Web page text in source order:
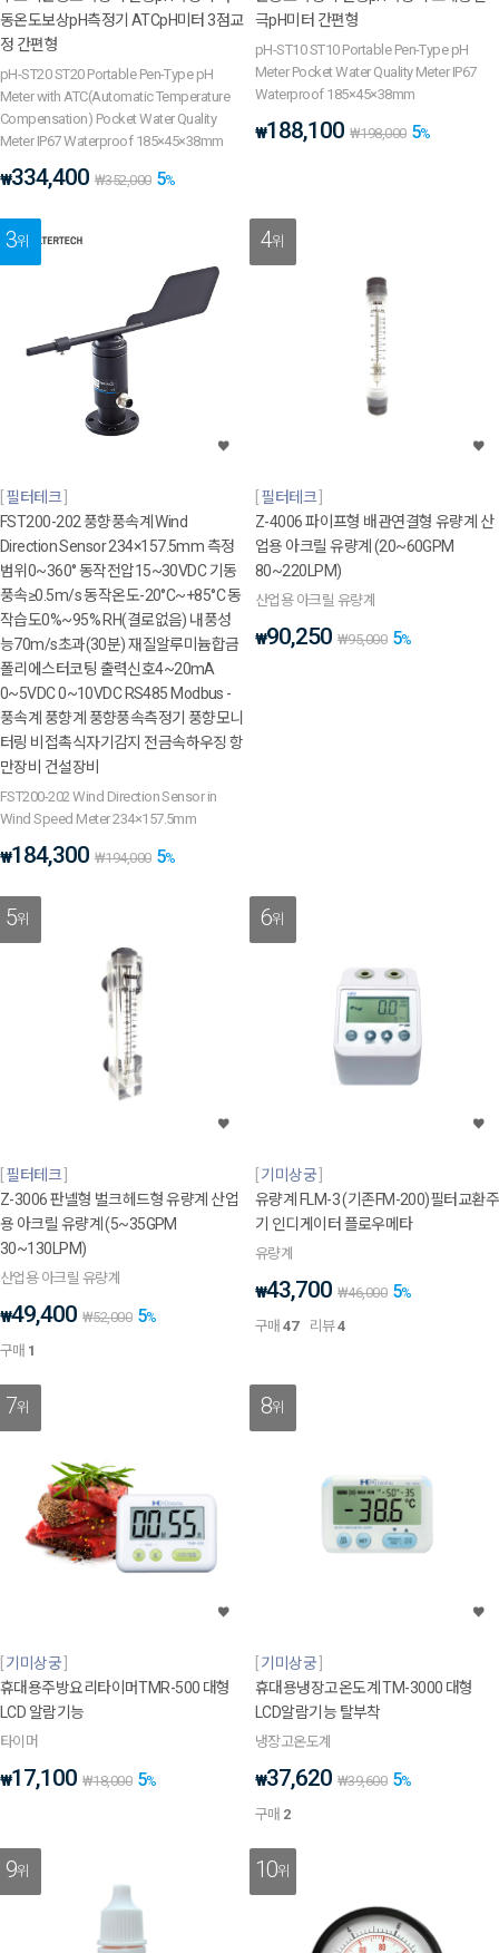
동온도보상pH측정기 ATCpH미터 3점교
정 간편형
pH-ST20 ST20 Portable Pen-Type pH
Meter with ATC(Automatic Temperature
Compensation) Pocket Water Quality
Meter IP67 Waterproof 185×45×38mm
₩334,400 ₩352,000 5%
극pH미터 간편형
pH-ST10 ST10 Portable Pen-Type pH
Meter Pocket Water Quality Meter IP67
Waterproof 185×45×38mm
₩188,100 ₩198,000 5%
3위
필터테크
FST200-202 풍향풍속계 Wind
Direction Sensor 234×157.5mm 측정
범위0~360° 동작전압15~30VDC 기동
풍속≥0.5m/s 동작온도-20°C~+85°C 동
작습도0%~95% RH(결로없음) 내풍성
능70m/s초과(30분) 재질알루미늄합금
폴리에스터코팅 출력신호4~20mA
0~5VDC 0~10VDC RS485 Modbus -
풍속계 풍향계 풍향풍속측정기 풍향모니
터링 비접촉식자기감지 전금속하우징 항
만장비 건설장비
FST200-202 Wind Direction Sensor in
Wind Speed Meter 234×157.5mm
₩184,300 ₩194,000 5%
4위
필터테크
Z-4006 파이프형 배관연결형 유량계 산
업용 아크릴 유량계 (20~60GPM
80~220LPM)
산업용 아크릴 유량계
₩90,250 ₩95,000 5%
5위
필터테크
Z-3006 판넬형 벌크헤드형 유량계 산업
용 아크릴 유량계 (5~35GPM
30~130LPM)
산업용 아크릴 유량계
₩49,400 ₩52,000 5%
구매 1
6위
기미상궁
유량계 FLM-3 (기존FM-200)필터교환주
기 인디게이터 플로우메타
유량계
₩43,700 ₩46,000 5%
구매47 리뷰4
7위
기미상궁
휴대용주방요리타이머TMR-500 대형
LCD 알람기능
타이머
₩17,100 ₩18,000 5%
8위
기미상궁
휴대용냉장고온도계 TM-3000 대형
LCD알람기능 탈부착
냉장고온도계
₩37,620 ₩39,600 5%
구매 2
9위 10위